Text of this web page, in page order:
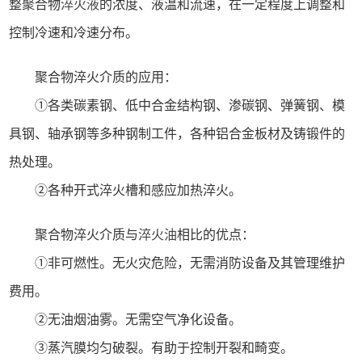
整聚合物淬火液的浓度、液温和流速，在一定程度上调整和
控制冷速和冷速分布。
聚合物淬火介质的应用：
①各类碳素钢、低中合金结构钢、渗碳钢、弹簧钢、模
具钢、轴承钢等多种钢制工件，各种铝合金板材及铸锻件的
热处理。
②各种开式淬火槽和感应加热淬火。
聚合物淬火介质与淬火油相比的优点：
①非可燃性。无火灾危险，无需消防设备及其管理维护
费用。
②无油烟油雾。无需空气净化设备。
③蒸汽膜均匀破裂。有助于控制开裂和畸变。